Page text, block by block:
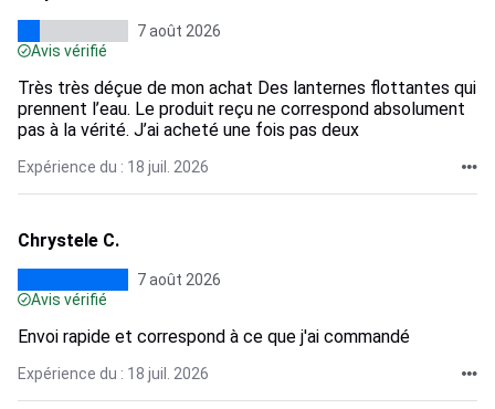
7 août 2026
Avis vérifié
Très très déçue de mon achat Des lanternes flottantes qui
prennent l’eau. Le produit reçu ne correspond absolument
pas à la vérité. J’ai acheté une fois pas deux
Expérience du : 18 juil. 2026
Chrystele C.
7 août 2026
Avis vérifié
Envoi rapide et correspond à ce que j'ai commandé
Expérience du : 18 juil. 2026